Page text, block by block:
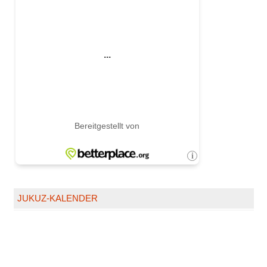
JUKUZ-KALENDER